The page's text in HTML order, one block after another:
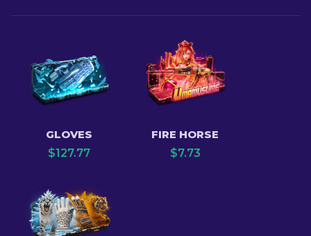
GLOVES
$127.77
FIRE HORSE
$7.73